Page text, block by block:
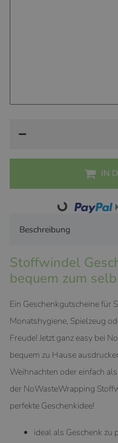
IN
Loading...
Beschreibung
Stoffwindel
bequem zum
Ein Geschenkgutscheine für
Monatshygiene, Spielzeug
Freude! Jetzt ganz easy bei
bequem zu Hause
Weihnachten oder einfach
der NoWasteWrapping
perfekte Geschenkidee!
ideal als Geschenk zu